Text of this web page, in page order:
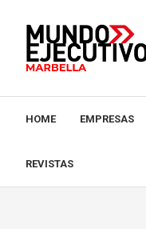
HOME EMPRESAS
REVISTAS